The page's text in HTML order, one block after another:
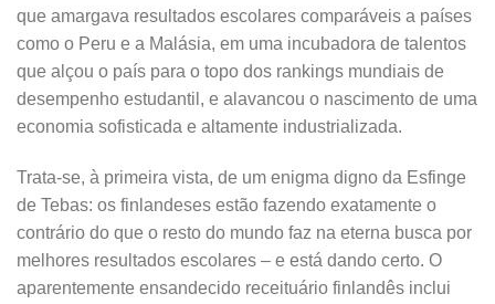
que amargava resultados escolares comparáveis a países
como o Peru e a Malásia, em uma incubadora de talentos
que alçou o país para o topo dos rankings mundiais de
desempenho estudantil, e alavancou o nascimento de uma
economia sofisticada e altamente industrializada.
Trata-se, à primeira vista, de um enigma digno da Esfinge
de Tebas: os finlandeses estão fazendo exatamente o
contrário do que o resto do mundo faz na eterna busca por
melhores resultados escolares – e está dando certo. O
aparentemente ensandecido receituário finlandês inclui